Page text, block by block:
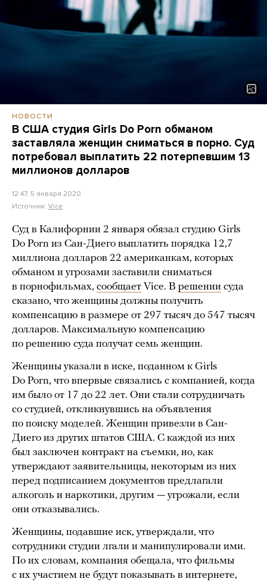
НОВОСТИ
В США студия Girls Do Porn обманом
заставляла женщин сниматься в порно. Суд
потребовал выплатить 22 потерпевшим 13
миллионов долларов
12:47, 5 января 2020
Источник: Vice
Суд в Калифорнии 2 января обязал студию Girls
Do Porn из Сан-Диего выплатить порядка 12,7
миллиона долларов 22 американкам, которых
обманом и угрозами заставили сниматься
в порнофильмах, сообщает Vice. В решении суда
сказано, что женщины должны получить
компенсацию в размере от 297 тысяч до 547 тысяч
долларов. Максимальную компенсацию
по решению суда получат семь женщин.
Женщины указали в иске, поданном к Girls
Do Porn, что впервые связались с компанией, когда
им было от 17 до 22 лет. Они стали сотрудничать
со студией, откликнувшись на объявления
по поиску моделей. Женщин привезли в Сан-
Диего из других штатов США. С каждой из них
был заключен контракт на съемки, но, как
утверждают заявительницы, некоторым из них
перед подписанием документов предлагали
алкоголь и наркотики, другим — угрожали, если
они отказывались.
Женщины, подавшие иск, утверждали, что
сотрудники студии лгали и манипулировали ими.
По их словам, компания обещала, что фильмы
с их участием не будут показывать в интернете,